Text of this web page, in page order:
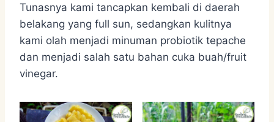
Tunasnya kami tancapkan kembali di daerah
belakang yang full sun, sedangkan kulitnya
kami olah menjadi minuman probiotik tepache
dan menjadi salah satu bahan cuka buah/fruit
vinegar.